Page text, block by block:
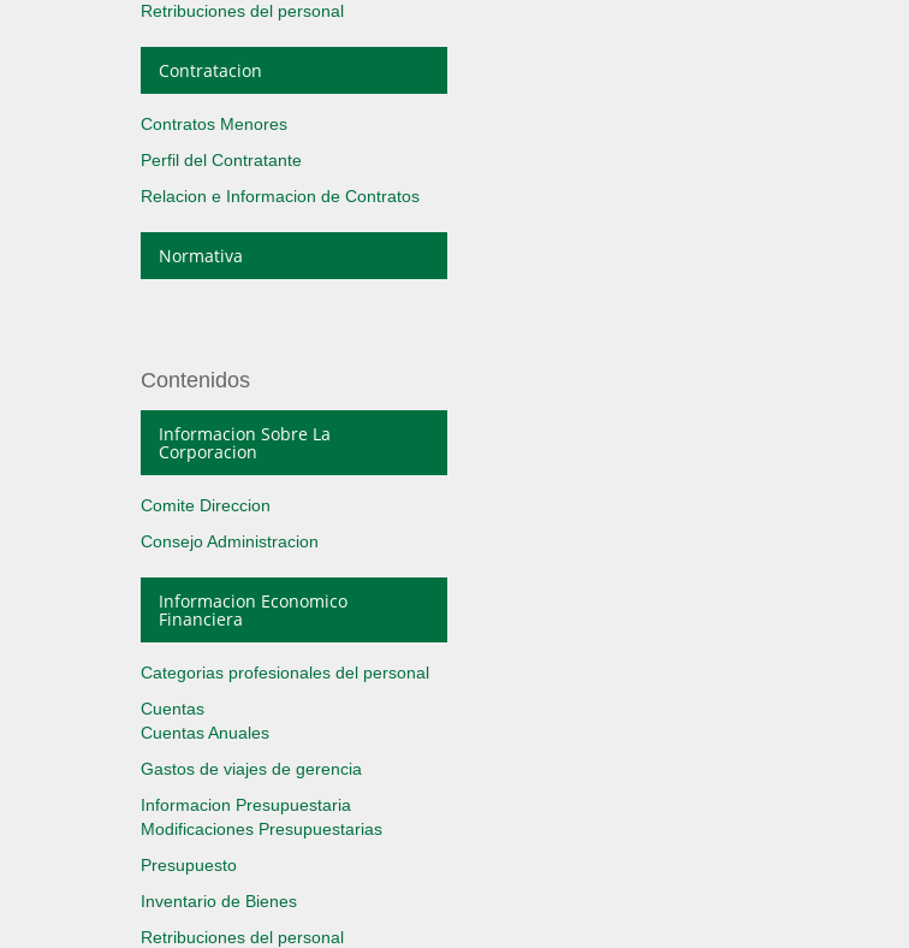
Retribuciones del personal
Contratacion
Contratos Menores
Perfil del Contratante
Relacion e Informacion de Contratos
Normativa
Contenidos
Informacion Sobre La
Corporacion
Comite Direccion
Consejo Administracion
Informacion Economico
Financiera
Categorias profesionales del personal
Cuentas
Cuentas Anuales
Gastos de viajes de gerencia
Informacion Presupuestaria
Modificaciones Presupuestarias
Presupuesto
Inventario de Bienes
Retribuciones del personal